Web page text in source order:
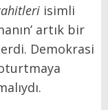
isimli
artık bir
Demokrasi